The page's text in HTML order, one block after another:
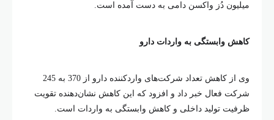
میلیون دُز واکسن دامی به دست آمده است.
کاهش وابستگی به واردات دارو
وی از کاهش تعداد شرکت‌های واردکننده دارو از 370 به 245
شرکت فعال خبر داد و افزود که این کاهش نشان‌دهنده تقویت
ظرفیت تولید داخلی و کاهش وابستگی به واردات است.